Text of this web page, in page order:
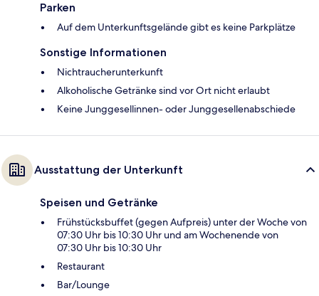
Parken
Auf dem Unterkunftsgelände gibt es keine Parkplätze
Sonstige Informationen
Nichtraucherunterkunft
Alkoholische Getränke sind vor Ort nicht erlaubt
Keine Junggesellinnen- oder Junggesellenabschiede
Ausstattung der Unterkunft
Speisen und Getränke
Frühstücksbuffet (gegen Aufpreis) unter der Woche von
07:30 Uhr bis 10:30 Uhr und am Wochenende von
07:30 Uhr bis 10:30 Uhr
Restaurant
Bar/Lounge